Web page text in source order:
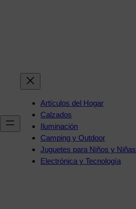
Artículos del Hogar
Calzados
Iluminación
Camping y Outdoor
Juguetes para Niños y Niñas
Electrónica y Tecnología